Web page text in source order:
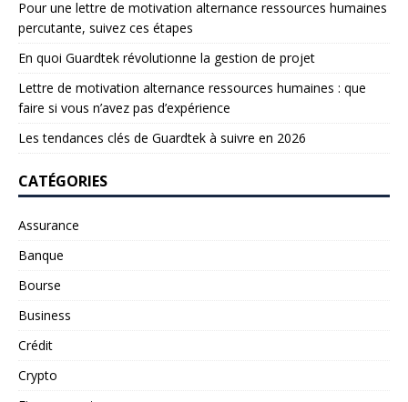
Pour une lettre de motivation alternance ressources humaines
percutante, suivez ces étapes
En quoi Guardtek révolutionne la gestion de projet
Lettre de motivation alternance ressources humaines : que
faire si vous n’avez pas d’expérience
Les tendances clés de Guardtek à suivre en 2026
CATÉGORIES
Assurance
Banque
Bourse
Business
Crédit
Crypto